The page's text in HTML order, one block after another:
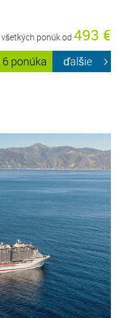
ponúk od 493 €
6 ponúka ďalšie